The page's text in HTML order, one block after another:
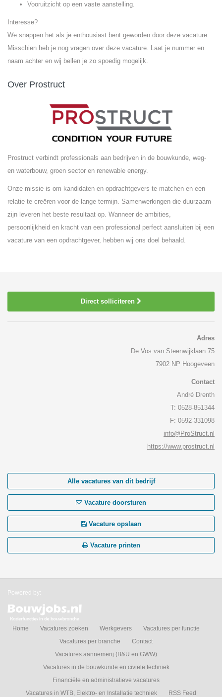
Vooruitzicht op een vaste aanstelling.
Interesse?
We snappen het als je enthousiast bent geworden door deze vacature.
Misschien heb je nog vragen over deze vacature. Laat je nummer en
naam achter en wij bellen je zo spoedig mogelijk.
Over Prostruct
Prostruct verbindt professionals aan bedrijven in de bouwkunde, weg-
en waterbouw, groen sector en renewable energy.
Onze missie is om kandidaten en opdrachtgevers te matchen en een
relatie te creëren voor de lange termijn. Samenwerkingen die duurzaam
zijn leveren het beste resultaat op. Wanneer de ambities,
persoonlijkheid en kracht van een professional perfect aansluiten bij een
vacature van een opdrachtgever, hebben wij ons doel behaald.
Direct solliciteren
Adres
De Vos van Steenwijklaan 75
7902 NP Hoogeveen
Contact
André Drenth
T: 0528-851344
F: 0592-331098
info@ProStruct.nl
https://www.prostruct.nl
Alle vacatures van dit bedrijf
Vacature doorsturen
Vacature opslaan
Vacature printen
Powered by:
Home Vacatures zoeken Werkgevers
Vacatures per functie
Vacatures per branche
Contact
Vacatures aannemerij (B&U en GWW)
Vacatures in de bouwkunde en civiele techniek
Financiële en administratieve vacatures
Vacatures in WTB, Elektro- en Installatie techniek
RSS Feed